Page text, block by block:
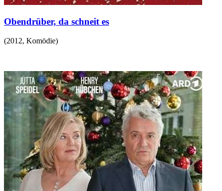
Obendrüber, da schneit es
(2012, Komödie)